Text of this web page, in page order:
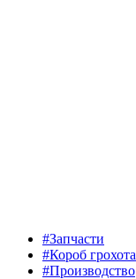
#Запчасти
#Короб грохота
#Производство